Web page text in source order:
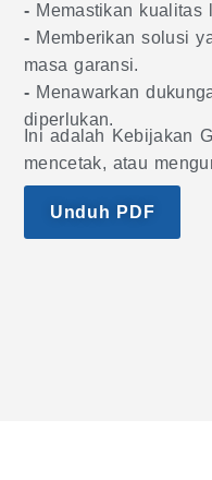
- Memastikan kualitas
- Memberikan solusi
masa garansi.
- Menawarkan
diperlukan.
Ini adalah Kebijakan
mencetak, atau
Unduh PDF